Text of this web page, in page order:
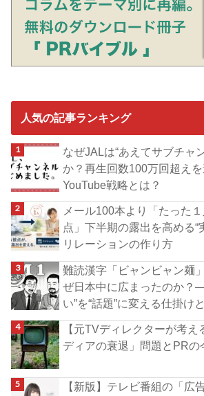
人気の記事ランキング
なぜJALは“あえてサブチャ
か？再生回数100万回超え
YouTube戦略とは？
メール100本より「たった
点」下半期の露出を高める“
リレーションの作り方
難読漢字「ビャンビャン麺
ぜ日本中に広まったのか？
い”を“話題”に変える仕掛け
【元TVディレクターが考え
ディアの衰退」問題とPRの
【新版】テレビ番組の「広